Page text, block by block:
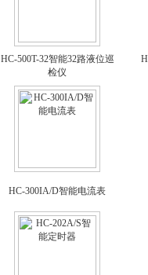
HC-500T-32智能32路液位巡
检仪
HC-300IA/D智能电流表